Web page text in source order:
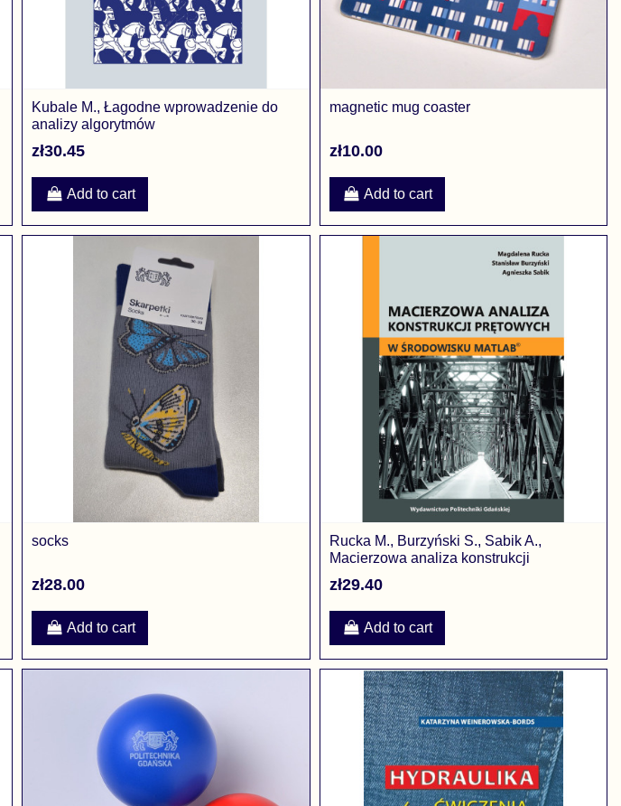
Kubale M., Łagodne wprowadzenie do
analizy algorytmów
zł30.45
Add to cart
magnetic mug coaster
zł10.00
Add to cart
socks
zł28.00
Add to cart
Rucka M., Burzyński S., Sabik A.,
Macierzowa analiza konstrukcji
prętowych w środowisku...
zł29.40
Add to cart